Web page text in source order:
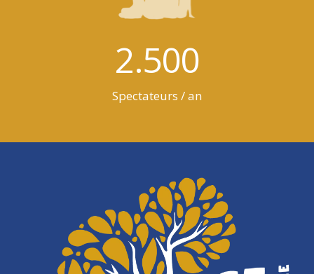
2.500
Spectateurs / an